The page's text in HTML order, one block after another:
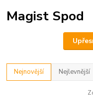
Magist Spod
Nejnovější Nejlevnější